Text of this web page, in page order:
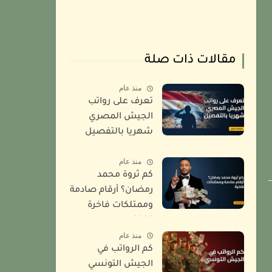
مقالات ذات صلة
منذ عام
تعرف على رواتب
الجيش المصري
شهريا بالتفصيل
منذ عام
كم ثروة محمد
رمضان؟ أرقام صادمة
وممتلكات فاخرة
منذ عام
كم الرواتب في
الجيش التونسي